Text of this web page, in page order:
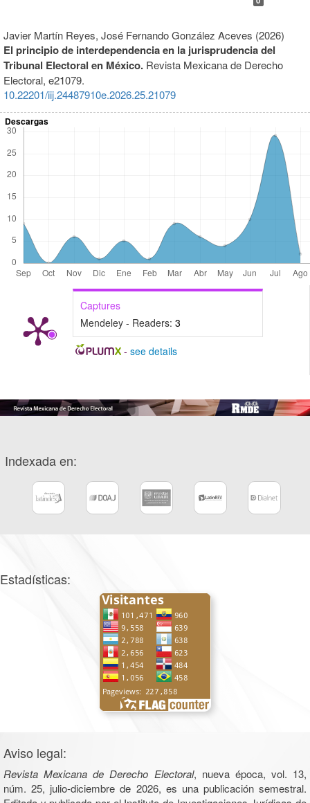
Javier Martín Reyes, José Fernando González Aceves (2026)
El principio de interdependencia en la jurisprudencia del
Tribunal Electoral en México. Revista Mexicana de Derecho
Electoral, e21079.
10.22201/iij.24487910e.2026.25.21079
Descargas
Captures
Mendeley - Readers: 3
- see details
Indexada en:
Estadísticas:
Aviso legal:
Revista Mexicana de Derecho Electoral, nueva época, vol. 13,
núm. 25, julio-diciembre de 2026, es una publicación semestral.